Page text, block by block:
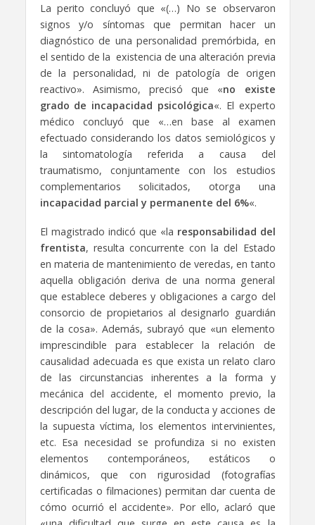
La perito concluyó que «(…) No se observaron
signos y/o síntomas que permitan hacer un
diagnóstico de una personalidad premórbida, en
el sentido de la existencia de una alteración previa
de la personalidad, ni de patología de origen
reactivo». Asimismo, precisó que «no existe
grado de incapacidad psicológica«. El experto
médico concluyó que «…en base al examen
efectuado considerando los datos semiológicos y
la sintomatología referida a causa del
traumatismo, conjuntamente con los estudios
complementarios solicitados, otorga una
incapacidad parcial y permanente del 6%«.
El magistrado indicó que «la responsabilidad del
frentista, resulta concurrente con la del Estado
en materia de mantenimiento de veredas, en tanto
aquella obligación deriva de una norma general
que establece deberes y obligaciones a cargo del
consorcio de propietarios al designarlo guardián
de la cosa». Además, subrayó que «un elemento
imprescindible para establecer la relación de
causalidad adecuada es que exista un relato claro
de las circunstancias inherentes a la forma y
mecánica del accidente, el momento previo, la
descripción del lugar, de la conducta y acciones de
la supuesta víctima, los elementos intervinientes,
etc. Esa necesidad se profundiza si no existen
elementos contemporáneos, estáticos o
dinámicos, que con rigurosidad (fotografías
certificadas o filmaciones) permitan dar cuenta de
cómo ocurrió el accidente». Por ello, aclaró que